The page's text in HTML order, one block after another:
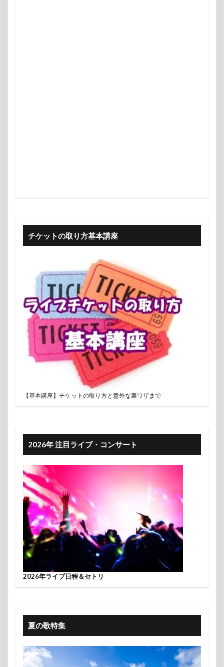
チケットの取り方基本講座
【基本講座】チケットの取り方と意外な裏ワザまで
2026年 注目ライブ・コンサート
2026年ライブ日程＆セトリ
夏の歌特集